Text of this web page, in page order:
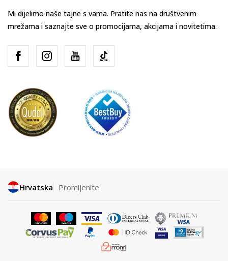
Mi dijelimo naše tajne s vama. Pratite nas na društvenim
mrežama i saznajte sve o promocijama, akcijama i novitetima.
Hrvatska Promijenite